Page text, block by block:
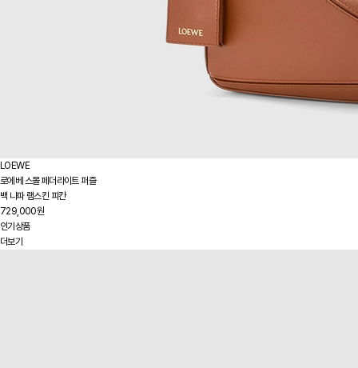
LOEWE
로에베 스몰 페더라이트 퍼즐
백 나파 램스킨 피칸
729,000원
인기상품
더보기